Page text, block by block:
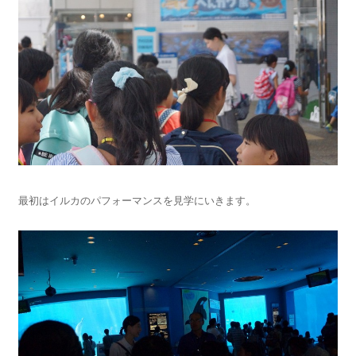
最初はイルカのパフォーマンスを見学にいきます。